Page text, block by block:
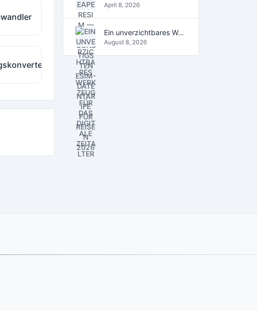
April 8, 2026
Ein unverzichtbares Werkzeug für das digitale Zeitalter
August 8, 2026